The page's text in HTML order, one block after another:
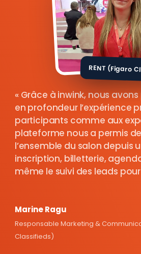
RENT (Figaro
Grâce à inwink, nous
en profondeur l’expérience
participants comme aux
plateforme nous a permis
l’ensemble du salon depuis
inscription, billetterie,
même le suivi des leads
Marine Ragu
Responsable Marketing &
Classifieds)